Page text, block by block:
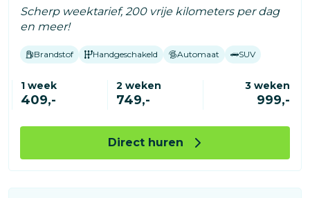
Scherp weektarief, 200 vrije kilometers per dag
en meer!
Brandstof Handgeschakeld Automaat SUV
1 week
409,-
2 weken
749,-
3 weken
999,-
Direct huren